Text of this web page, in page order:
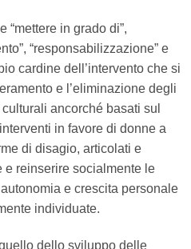
“mettere in grado di”,
“responsabilizzazione” e
cardine dell’intervento che si
e l’eliminazione degli
ancorché basati sul
in favore di donne a
di disagio, articolati e
e reinserire socialmente le
e crescita personale
individuate.
dello sviluppo delle